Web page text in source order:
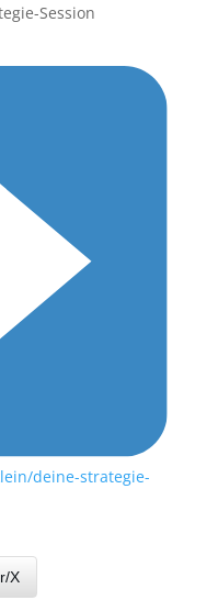
Session
deine-strategie-
X